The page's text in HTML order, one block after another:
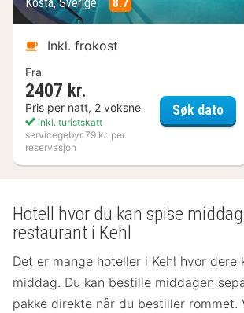
Inkl. frokost
Fra
2407 kr.
Pris per natt, 2 voksne
inkl. turistskatt
servicegebyr 79 kr. per
reservasjon
Søk dato
Hotell hvor du kan spise
restaurant i Kehl
Det er mange hoteller i Kehl hvor dere
middag. Du kan bestille middagen
pakke direkte når du bestiller rommet.